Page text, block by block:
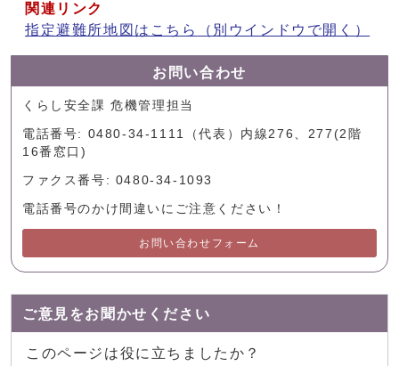
関連リンク
指定避難所地図はこちら
（別ウインドウで開く）
お問い合わせ
くらし安全課 危機管理担当
電話番号: 0480-34-1111（代表）内線276、277(2階
16番窓口)
ファクス番号: 0480-34-1093
電話番号のかけ間違いにご注意ください！
お問い合わせフォーム
ご意見をお聞かせください
このページは役に立ちましたか？